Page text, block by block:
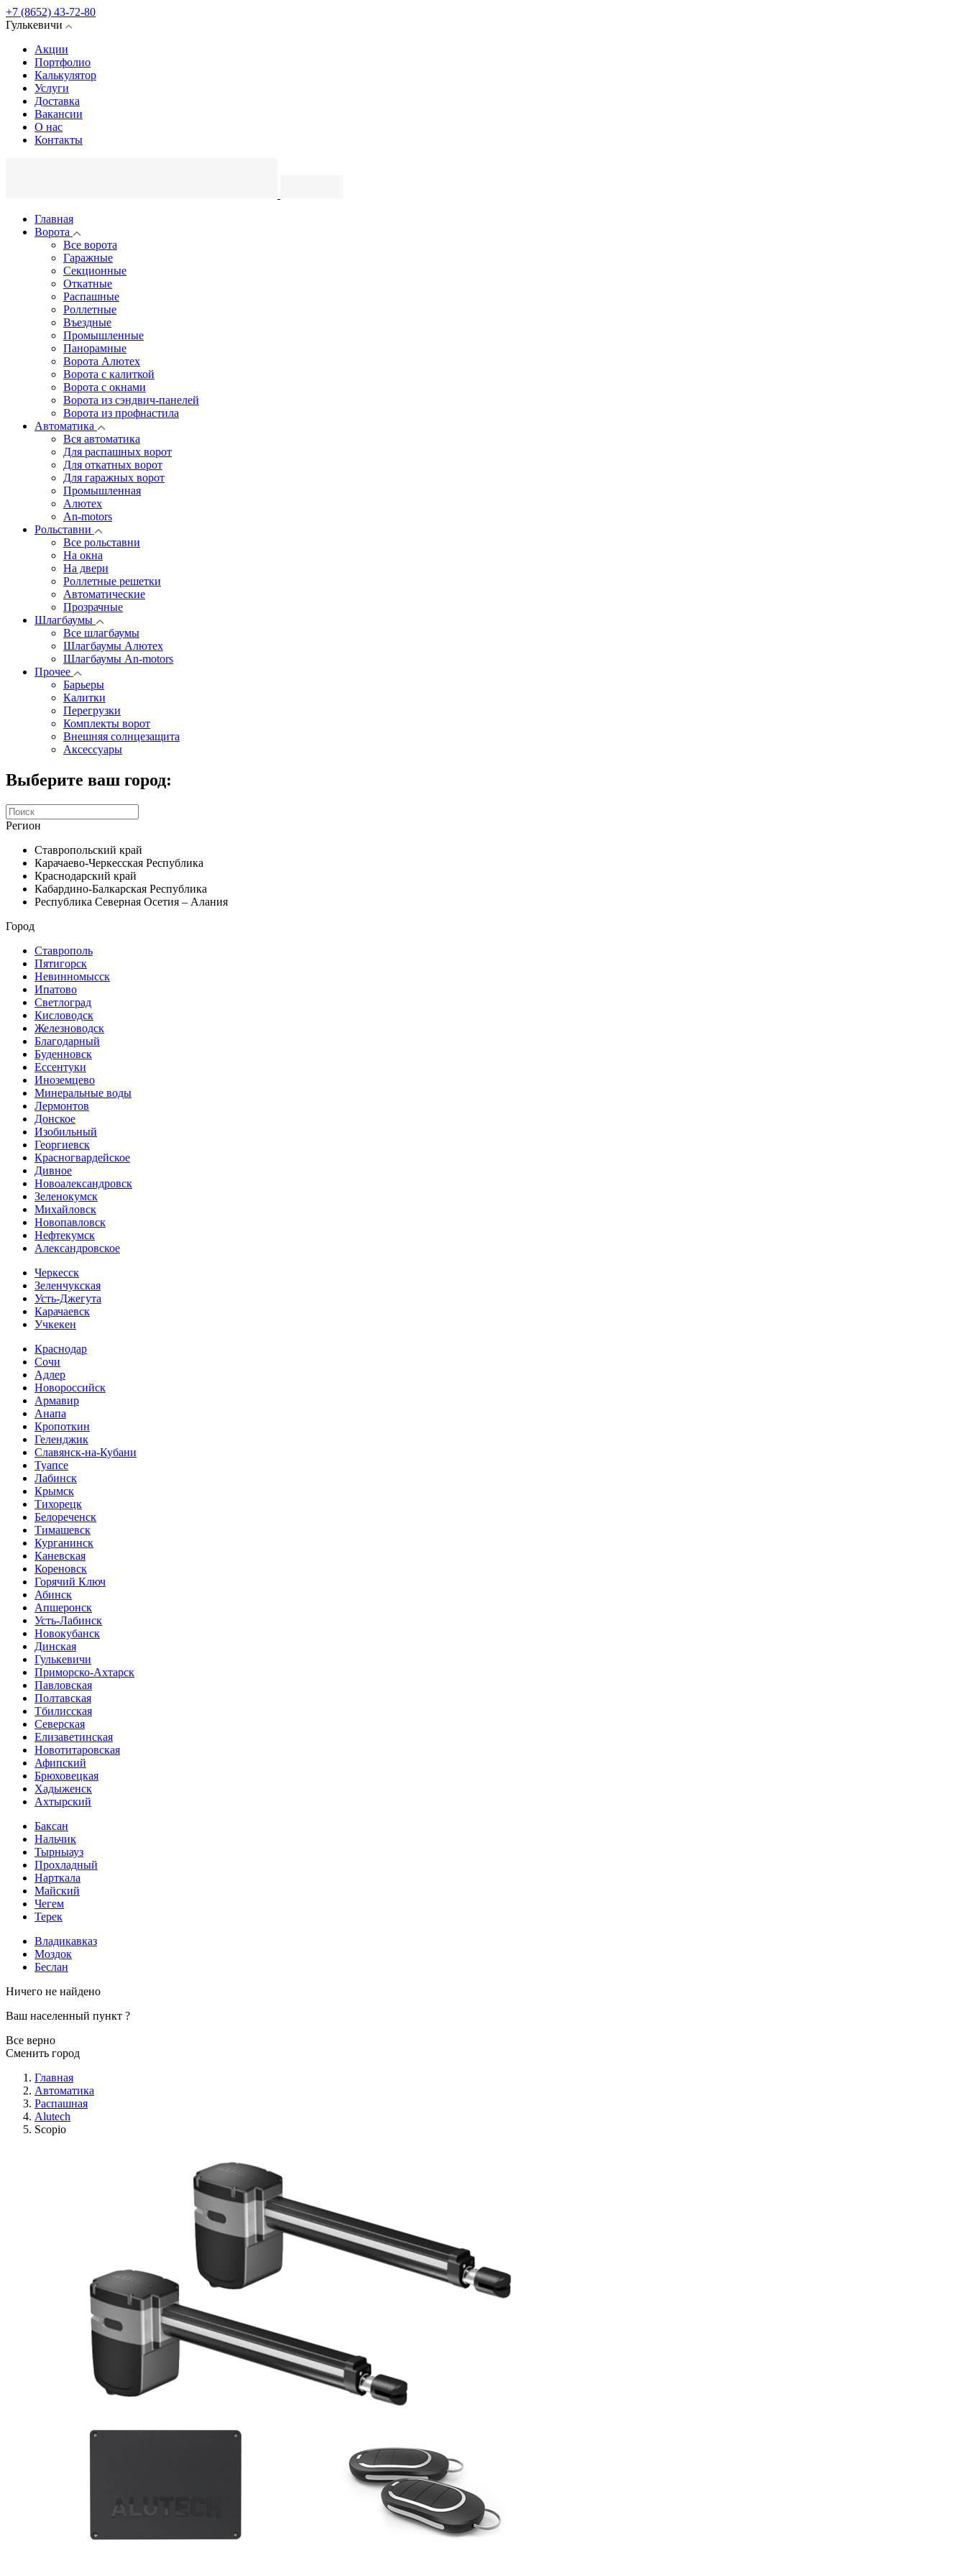
+7 (8652) 43-72-80
Гулькевичи
Акции
Портфолио
Калькулятор
Услуги
Доставка
Вакансии
О нас
Контакты
Главная
Ворота
Все ворота
Гаражные
Секционные
Откатные
Распашные
Роллетные
Въездные
Промышленные
Панорамные
Ворота Алютех
Ворота с калиткой
Ворота c окнами
Ворота из сэндвич-панелей
Ворота из профнастила
Автоматика
Вся автоматика
Для распашных ворот
Для откатных ворот
Для гаражных ворот
Промышленная
Алютех
An-motors
Рольставни
Все рольставни
На окна
На двери
Роллетные решетки
Автоматические
Прозрачные
Шлагбаумы
Все шлагбаумы
Шлагбаумы Алютех
Шлагбаумы An-motors
Прочее
Барьеры
Калитки
Перегрузки
Комплекты ворот
Внешняя солнцезащита
Аксессуары
Выберите ваш город:
Регион
Ставропольский край
Карачаево-Черкесская Республика
Краснодарский край
Кабардино-Балкарская Республика
Республика Северная Осетия – Алания
Город
Ставрополь
Пятигорск
Невинномысск
Ипатово
Светлоград
Кисловодск
Железноводск
Благодарный
Буденновск
Ессентуки
Иноземцево
Минеральные воды
Лермонтов
Донское
Изобильный
Георгиевск
Красногвардейское
Дивное
Новоалександровск
Зеленокумск
Михайловск
Новопавловск
Нефтекумск
Александровское
Черкесск
Зеленчукская
Усть-Джегута
Карачаевск
Учкекен
Краснодар
Сочи
Адлер
Новороссийск
Армавир
Анапа
Кропоткин
Геленджик
Славянск-на-Кубани
Туапсе
Лабинск
Крымск
Тихорецк
Белореченск
Тимашевск
Курганинск
Каневская
Кореновск
Горячий Ключ
Абинск
Апшеронск
Усть-Лабинск
Новокубанск
Динская
Гулькевичи
Приморско-Ахтарск
Павловская
Полтавская
Тбилисская
Северская
Елизаветинская
Новотитаровская
Афипский
Брюховецкая
Хадыженск
Ахтырский
Баксан
Нальчик
Тырныауз
Прохладный
Нарткала
Майский
Чегем
Терек
Владикавказ
Моздок
Беслан
Ничего не найдено
Ваш населенный пункт ?
Все верно
Сменить город
Главная
Автоматика
Распашная
Alutech
Scopio